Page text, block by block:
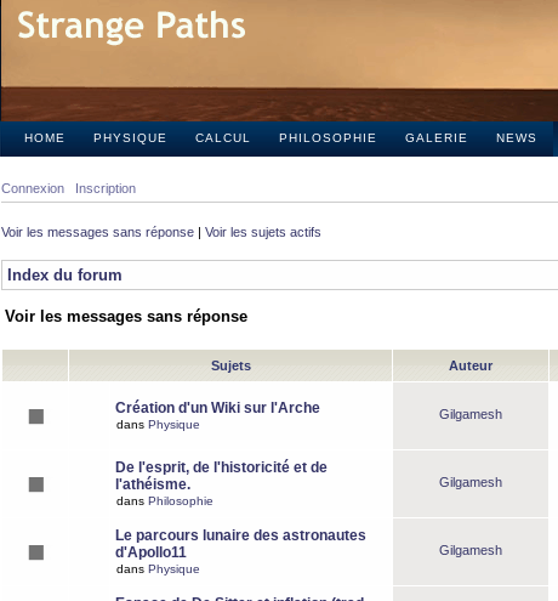
HOME PHYSIQUE CALCUL PHILOSOPHIE GALERIE NEWS
Connexion Inscription
Voir les messages sans réponse | Voir les sujets actifs
Index du forum
Voir les messages sans réponse
Sujets Auteur
Création d'un Wiki sur l'Arche
dans Physique
Gilgamesh
De l'esprit, de l'historicité et de
l'athéisme.
dans Philosophie
Gilgamesh
Le parcours lunaire des astronautes
d'Apollo11
dans Physique
Gilgamesh